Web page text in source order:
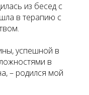
из бесед с
в терапию с
успешной в
в
– родился мой